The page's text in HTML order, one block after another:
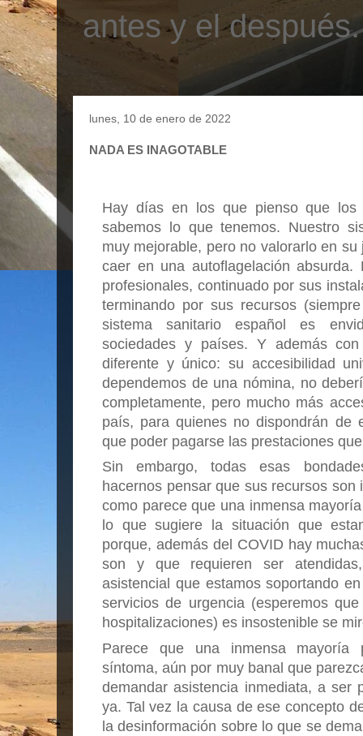
antes y el después.
lunes, 10 de enero de 2022
NADA ES INAGOTABLE
Hay días en los que pienso que los
sabemos lo que tenemos. Nuestro
muy mejorable, pero no valorarlo en
caer en una autoflagelación absurda.
profesionales, continuado por sus
terminando por sus recursos
sistema sanitario español es
sociedades y países. Y además
diferente y único: su accesibilidad
dependemos de una nómina, no
completamente, pero mucho más
país, para quienes no dispondrán de
que poder pagarse las prestaciones
Sin embargo, todas esas
hacernos pensar que sus recursos
como parece que una inmensa
lo que sugiere la situación que
porque, además del COVID hay
son y que requieren ser
asistencial que estamos soportando
servicios de urgencia (esperemos
hospitalizaciones) es insostenible se
Parece que una inmensa mayoría
síntoma, aún por muy banal que
demandar asistencia inmediata, a ser
ya. Tal vez la causa de ese concepto
la desinformación sobre lo que se